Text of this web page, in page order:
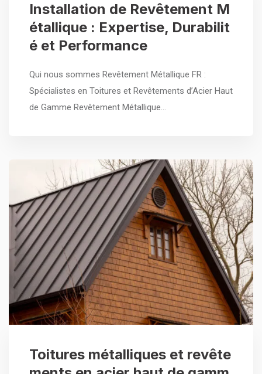
Installation de Revêtement M
étallique : Expertise, Durabilit
é et Performance
Qui nous sommes Revêtement Métallique FR :
Spécialistes en Toitures et Revêtements d’Acier Haut
de Gamme Revêtement Métallique…
Toitures métalliques et revête